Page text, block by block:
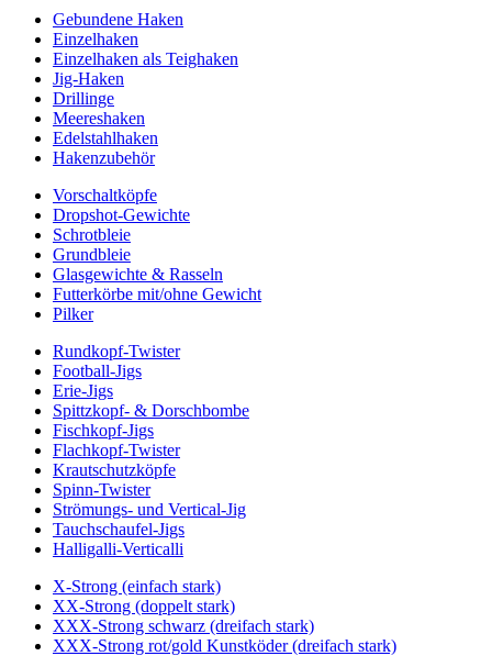
Gebundene Haken
Einzelhaken
Einzelhaken als Teighaken
Jig-Haken
Drillinge
Meereshaken
Edelstahlhaken
Hakenzubehör
Vorschaltköpfe
Dropshot-Gewichte
Schrotbleie
Grundbleie
Glasgewichte & Rasseln
Futterkörbe mit/ohne Gewicht
Pilker
Rundkopf-Twister
Football-Jigs
Erie-Jigs
Spittzkopf- & Dorschbombe
Fischkopf-Jigs
Flachkopf-Twister
Krautschutzköpfe
Spinn-Twister
Strömungs- und Vertical-Jig
Tauchschaufel-Jigs
Halligalli-Verticalli
X-Strong (einfach stark)
XX-Strong (doppelt stark)
XXX-Strong schwarz (dreifach stark)
XXX-Strong rot/gold Kunstköder (dreifach stark)